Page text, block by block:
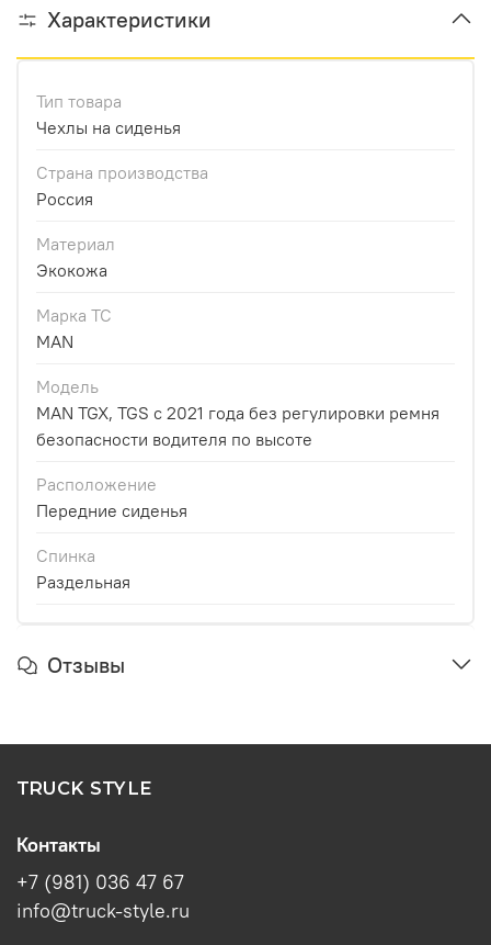
Характеристики
Тип товара
Чехлы на сиденья
Страна производства
Россия
Материал
Экокожа
Марка ТС
MAN
Модель
MAN TGX, TGS с 2021 года без регулировки ремня
безопасности водителя по высоте
Расположение
Передние сиденья
Спинка
Раздельная
Отзывы
TRUCK STYLE
Контакты
+7 (981) 036 47 67
info@truck-style.ru